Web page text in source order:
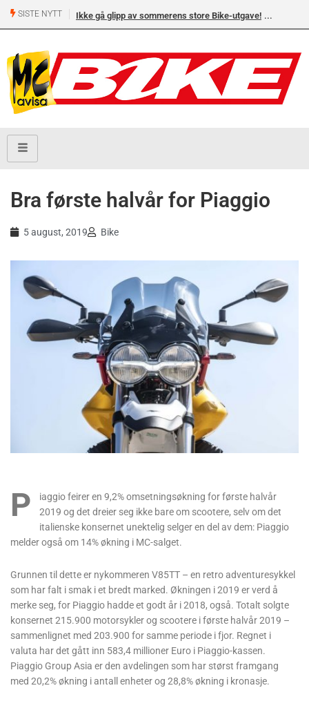
SISTE NYTT Ikke gå glipp av sommerens store Bike-utgave!
Bra første halvår for Piaggio
5 august, 2019 Bike
P
iaggio feirer en 9,2% omsetningsøkning for første halvår
2019 og det dreier seg ikke bare om scootere, selv om det
italienske konsernet unektelig selger en del av dem: Piaggio
melder også om 14% økning i MC-salget.
Grunnen til dette er nykommeren V85TT – en retro adventuresykkel
som har falt i smak i et bredt marked. Økningen i 2019 er verd å
merke seg, for Piaggio hadde et godt år i 2018, også. Totalt solgte
konsernet 215.900 motorsykler og scootere i første halvår 2019 –
sammenlignet med 203.900 for samme periode i fjor. Regnet i
valuta har det gått inn 583,4 millioner Euro i Piaggio-kassen.
Piaggio Group Asia er den avdelingen som har størst framgang
med 20,2% økning i antall enheter og 28,8% økning i kronasje.